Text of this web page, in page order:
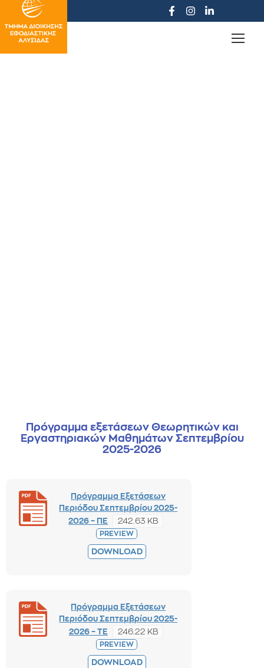
Πρόγραμμα εξετάσεων Θεωρητικών και
Εργαστηριακών Μαθημάτων Σεπτεμβρίου
2025-2026
Πρόγραμμα Εξετάσεων
Περιόδου Σεπτεμβρίου 2025-
2026 – ΠΕ
242.63 KB
PREVIEW
DOWNLOAD
Πρόγραμμα Εξετάσεων
Περιόδου Σεπτεμβρίου 2025-
2026 – ΤΕ
246.22 KB
PREVIEW
DOWNLOAD